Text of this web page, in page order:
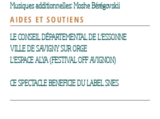
Musiques additionnelles: Moshe Bérégovskii
AIDES ET SOUTIENS
LE CONSEIL DÉPARTEMENTAL DE L'ESSONNE
VILLE DE SAVIGNY SUR ORGE
L'ESPACE ALYA (FESTIVAL OFF AVIGNON)
CE SPECTACLE BENEFICIE DU LABEL SNES